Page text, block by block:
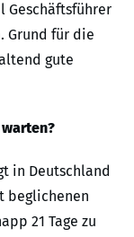
Geschäftsführer
Grund für die
gute
in Deutschland
beglichenen
21 Tage zu